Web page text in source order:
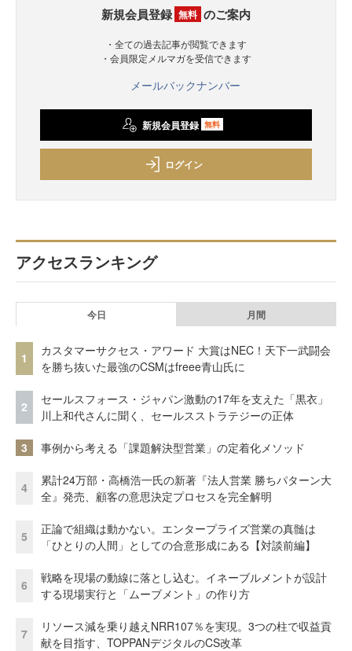
新規会員登録 無料 のご案内
・全ての過去記事が閲覧できます
・会員限定メルマガを受信できます
メールバックナンバー
新規会員登録 無料
ログイン
アクセスランキング
今日 月間
1
カスタマーサクセス・アワード 大賞はNEC！天下一武闘会
を勝ち抜いた最強のCSMはfreee青山氏に
2
セールスフォース・ジャパン激動の17年を支えた「黒衣」
川上和代さんに聞く、セールスストラテジーの正体
3 事例から考える「課題解決型営業」の定着化メソッド
4
累計24万部・高橋浩一氏の新著『法人営業 勝ちパターン大
全』発売、顧客の意思決定プロセスを完全解明
5
正論で組織は動かない。エンタープライズ営業の真髄は
「ひとりの人間」としての合意形成にある【対談前編】
6
戦略を現場の動線に落とし込む。イネーブルメントが設計
する現場実行と「ムーブメント」の作り方
7
リソース減を乗り越えNRR107％を実現。3つの柱で収益貢
献を目指す、TOPPANデジタルのCS改革